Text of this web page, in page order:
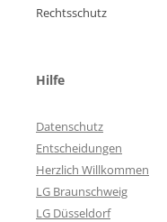
Rechtsschutz
Hilfe
Datenschutz
Entscheidungen
Herzlich Willkommen
LG Braunschweig
LG Düsseldorf